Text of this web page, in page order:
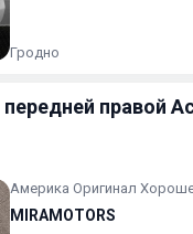
Гродно
правой
Америка Оригинал
MIRAMOTORS